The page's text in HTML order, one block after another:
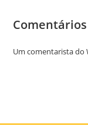
Comentários
Um comentarista do